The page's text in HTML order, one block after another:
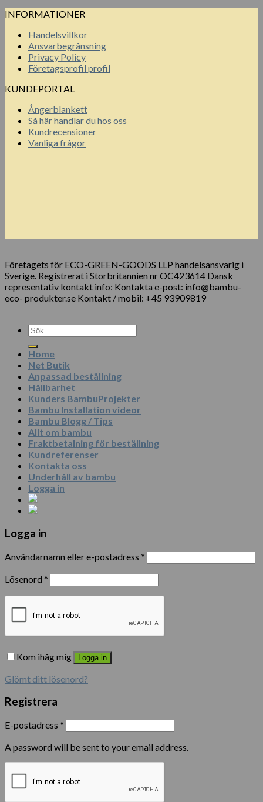
INFORMATIONER
Handelsvillkor
Ansvarbegrånsning
Privacy Policy
Företagsprofil profil
KUNDEPORTAL
Ångerblankett
Så här handlar du hos oss
Kundrecensioner
Vanliga frågor
Företagets för ECO-GREEN-GOODS LLP handelsansvarig i
Sverige. Registrerat i Storbritannien nr OC423614 Dansk
representativ kontakt info: Kontakta e-post: info@bambu-
eco- produkter.se Kontakt / mobil: +45 93909819
Sök
efter:
Home
Net Butik
Anpassad beställning
Hållbarhet
Kunders BambuProjekter
Bambu Installation videor
Bambu Blogg / Tips
Allt om bambu
Fraktbetalning för beställning
Kundreferenser
Kontakta oss
Underhåll av bambu
Logga in
Logga in
Användarnamn eller e-postadress *
Lösenord *
Kom ihåg mig Logga in
Glömt ditt lösenord?
Registrera
E-postadress *
A password will be sent to your email address.